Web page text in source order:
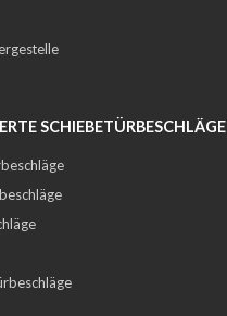
SCHIEBETÜRBESCHLÄGE